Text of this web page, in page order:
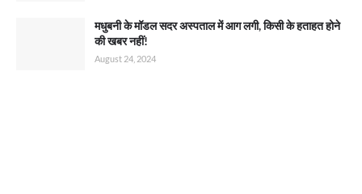
मधुबनी के मॉडल सदर अस्पताल में आग लगी, किसी के हताहत होने
की खबर नहीं!
August 24, 2024